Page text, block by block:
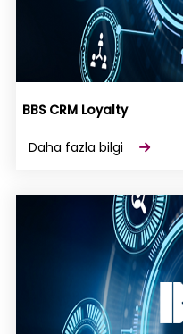
BBS CRM Loyalty
Daha fazla bilgi